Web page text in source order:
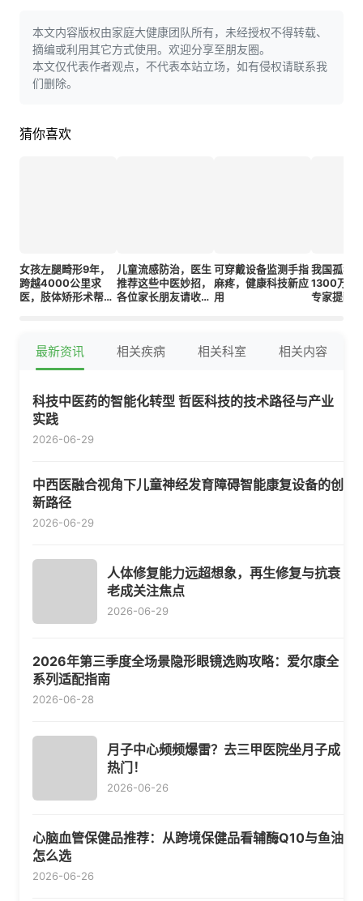
本文内容版权由家庭大健康团队所有，未经授权不得转载、
摘编或利用其它方式使用。欢迎分享至朋友圈。
本文仅代表作者观点，不代表本站立场，如有侵权请联系我
们删除。
猜你喜欢
女孩左腿畸形9年，
跨越4000公里求
医，肢体矫形术帮她
儿童流感防治，医生
推荐这些中医妙招，
各位家长朋友请收下
可穿戴设备监测手指
麻疼，健康科技新应
用
我国孤独
1300万人
专家提醒
最新资讯 相关疾病 相关科室 相关内容
科技中医药的智能化转型 哲医科技的技术路径与产业
实践
2026-06-29
中西医融合视角下儿童神经发育障碍智能康复设备的创
新路径
2026-06-29
人体修复能力远超想象，再生修复与抗衰
老成关注焦点
2026-06-29
2026年第三季度全场景隐形眼镜选购攻略：爱尔康全
系列适配指南
2026-06-28
月子中心频频爆雷？去三甲医院坐月子成
热门！
2026-06-26
心脑血管保健品推荐：从跨境保健品看辅酶Q10与鱼油
怎么选
2026-06-26